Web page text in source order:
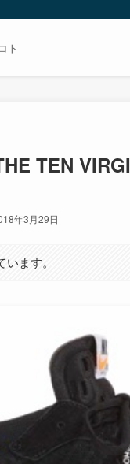
ト
TEN
年3月29日
ます。